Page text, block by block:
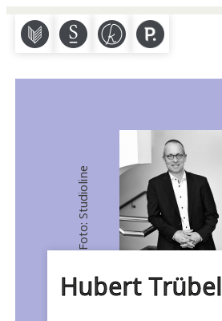
M S K P
Foto: Studioline
Hubert Trübel